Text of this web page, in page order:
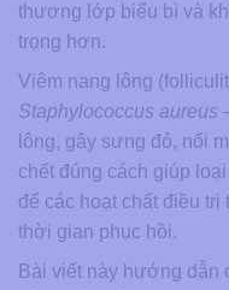
thương lớp biểu bì và
trọng hơn.
Viêm nang lông
Staphylococcus aureus
lông, gây sưng đỏ, nổi
chết đúng cách giúp
để các hoạt chất điều
thời gian phục hồi.
Bài viết này hướng dẫn